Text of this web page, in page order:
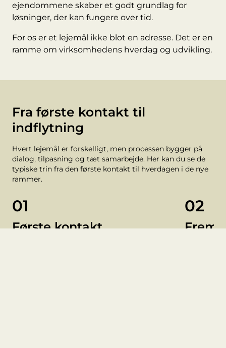
ejendommene skaber et godt grundlag for
løsninger, der kan fungere over tid.
For os er et lejemål ikke blot en adresse. Det er en
ramme om virksomhedens hverdag og udvikling.
Fra første kontakt til
indflytning
Hvert lejemål er forskelligt, men processen bygger på
dialog, tilpasning og tæt samarbejde. Her kan du se de
typiske trin fra den første kontakt til hverdagen i de nye
rammer.
01
Første kontakt
02